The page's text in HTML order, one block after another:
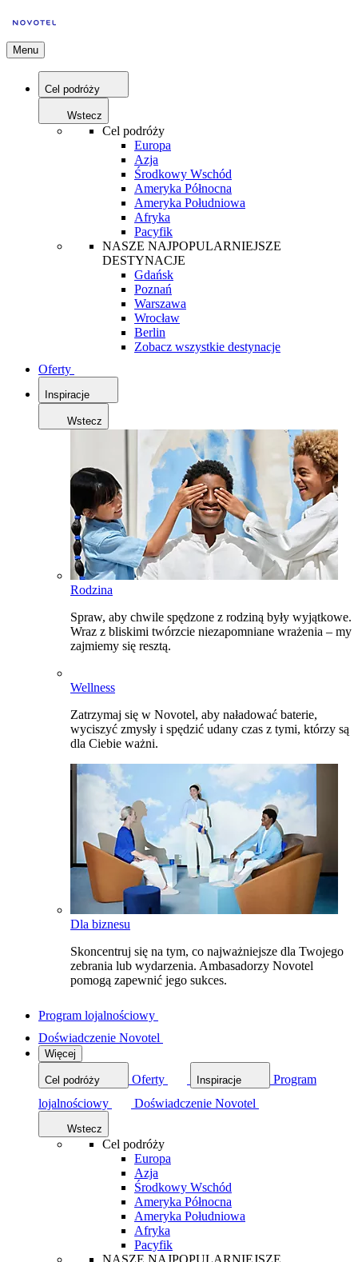
Menu
Cel podróży
Wstecz
Cel podróży
Europa
Azja
Środkowy Wschód
Ameryka Północna
Ameryka Południowa
Afryka
Pacyfik
NASZE NAJPOPULARNIEJSZE
DESTYNACJE
Gdańsk
Poznań
Warszawa
Wrocław
Berlin
Zobacz wszystkie destynacje
Oferty
Inspiracje
Wstecz
Rodzina
Spraw, aby chwile spędzone z rodziną były wyjątkowe.
Wraz z bliskimi twórzcie niezapomniane wrażenia – my
zajmiemy się resztą.
Wellness
Zatrzymaj się w Novotel, aby naładować baterie,
wyciszyć zmysły i spędzić udany czas z tymi, którzy są
dla Ciebie ważni.
Dla biznesu
Skoncentruj się na tym, co najważniejsze dla Twojego
zebrania lub wydarzenia. Ambasadorzy Novotel
pomogą zapewnić jego sukces.
Program lojalnościowy
Doświadczenie Novotel
Więcej
Cel podróży Oferty Inspiracje
Program
lojalnościowy
Doświadczenie Novotel
Wstecz
Cel podróży
Europa
Azja
Środkowy Wschód
Ameryka Północna
Ameryka Południowa
Afryka
Pacyfik
NASZE NAJPOPULARNIEJSZE